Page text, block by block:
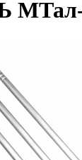
МТал-